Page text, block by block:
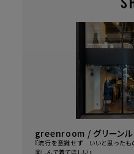
greenroom / グリーンル
『流行を意識せず いいと思った
楽しんで着てほしい』